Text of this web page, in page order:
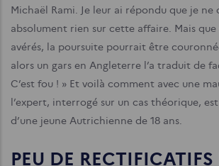
Michaël Rami. Je leur ai répondu que je ne
absolument rien sur cette affaire. Mais
avérés, la poursuite pourrait être
alors un gars en Angleterre l’a traduit de
C’est fou ! » Et voilà comment avec une
l’expert, interrogé sur un cas théorique,
d’une jeune Autrichienne de 18 ans.
PEU DE